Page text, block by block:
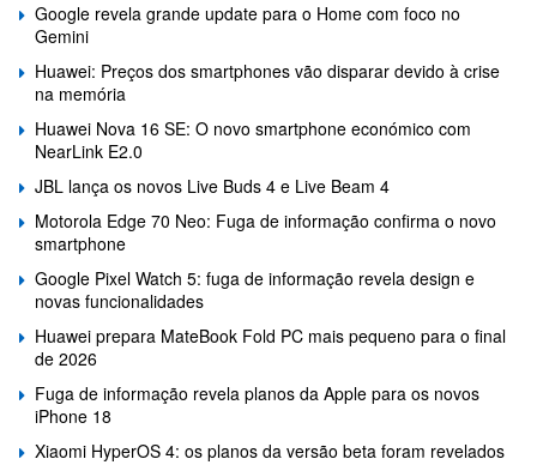
Google revela grande update para o Home com foco no
Gemini
Huawei: Preços dos smartphones vão disparar devido à crise
na memória
Huawei Nova 16 SE: O novo smartphone económico com
NearLink E2.0
JBL lança os novos Live Buds 4 e Live Beam 4
Motorola Edge 70 Neo: Fuga de informação confirma o novo
smartphone
Google Pixel Watch 5: fuga de informação revela design e
novas funcionalidades
Huawei prepara MateBook Fold PC mais pequeno para o final
de 2026
Fuga de informação revela planos da Apple para os novos
iPhone 18
Xiaomi HyperOS 4: os planos da versão beta foram revelados